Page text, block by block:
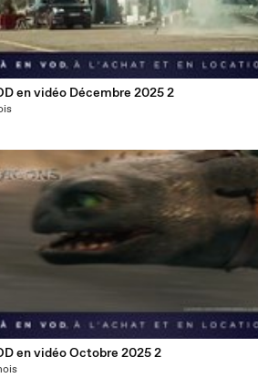
en vidéo Décembre 2025 2
en vidéo Octobre 2025 2